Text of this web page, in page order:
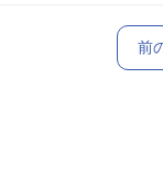
前